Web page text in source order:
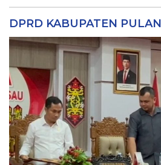
DPRD KABUPATEN